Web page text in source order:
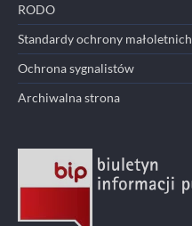
RODO
Standardy ochrony małoletnich
Ochrona sygnalistów
Archiwalna strona